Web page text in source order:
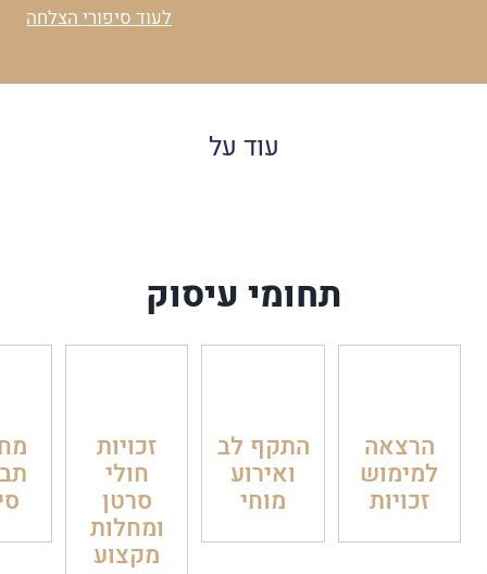
לעוד סיפורי הצלחה
עוד על
תחומי עיסוק
הרצאה
למימוש
זכויות
התקף לב
ואירוע
מוחי
זכויות
חולי
סרטן
ומחלות
מקצוע